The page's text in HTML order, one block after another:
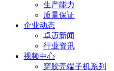
生产能力
质量保证
企业动态
卓迈新闻
行业资讯
视频中心
穿胶壳端子机系列